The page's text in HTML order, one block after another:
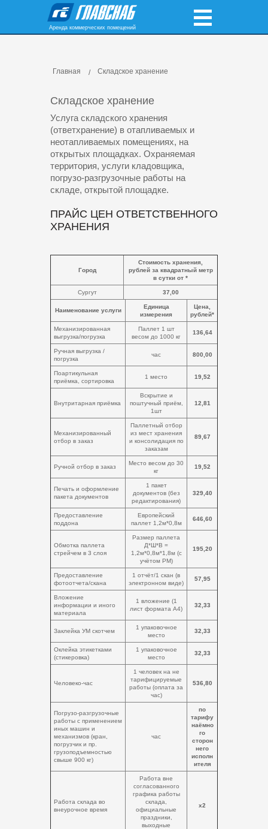
Аренда коммерческих помещений
Главная Складское хранение
Складское хранение
Услуга складского хранения
(ответхранение) в отапливаемых и
неотапливаемых помещениях, на
открытых площадках. Охраняемая
территория, услуги кладовщика,
погрузо-разгрузочные работы на
складе, открытой площадке.
ПРАЙС ЦЕН ОТВЕТСТВЕННОГО
ХРАНЕНИЯ
Город
Стоимость хранения,
рублей за квадратный метр
в сутки от *
Сургут 37,00
Наименование услуги
Единица
измерения
Цена,
рублей*
Механизированная
выгрузка/погрузка
Паллет 1 шт
весом до 1000 кг
136,64
Ручная выгрузка /
погрузка
час 800,00
Поартикульная
приёмка, сортировка
1 место 19,52
Внутритарная приёмка
Вскрытие и
поштучный приём,
1шт
12,81
Механизированный
отбор в заказ
Паллетный отбор
из мест хранения
и консолидация по
заказам
89,67
Ручной отбор в заказ
Место весом до 30
кг
19,52
Печать и оформление
пакета документов
1 пакет
документов (без
редактирования)
329,40
Предоставление
поддона
Европейский
паллет 1,2м*0,8м
646,60
Обмотка паллета
стрейчем в 3 слоя
Размер паллета
Д*Ш*В =
1,2м*0,8м*1,8м (с
учётом РМ)
195,20
Предоставление
фотоотчета/скана
1 отчёт/1 скан (в
электронном виде)
57,95
Вложение
информации и иного
материала
1 вложение (1
лист формата А4)
32,33
Заклейка УМ скотчем
1 упаковочное
место
32,33
Оклейка этикетками
(стикеровка)
1 упаковочное
место
32,33
Человеко-час
1 человек на не
тарифицируемые
работы (оплата за
час)
536,80
Погрузо-разгрузочные
работы с применением
иных машин и
механизмов (кран,
погрузчик и пр.
грузоподъемностью
свыше 900 кг)
час
по
тарифу
наёмно
го
сторон
него
исполн
ителя
Работа склада во
внеурочное время
Работа вне
согласованного
графика работы
склада,
официальные
праздники,
выходные
х2